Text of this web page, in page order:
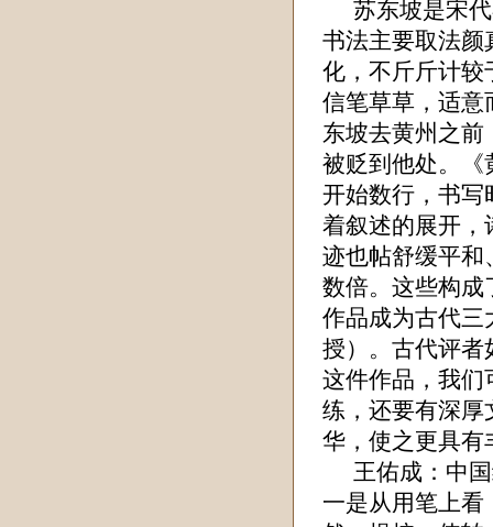
苏东坡是宋
书法主要取法颜
化，不斤斤计较
信笔草草，适意
东坡去黄州之前
被贬到他处。《
开始数行，书写
着叙述的展开，
迹也帖舒缓平和
数倍。这些构成
作品成为古代三
授）。古代评者
这件作品，我们
练，还要有深厚
华，使之更具有
王佑成 ：中
一是从用笔上看